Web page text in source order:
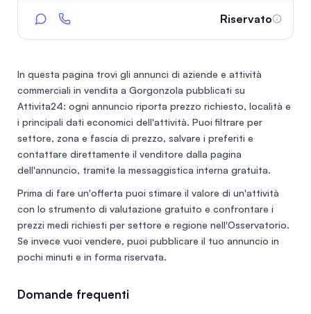
Riservato
In questa pagina trovi gli annunci di aziende e attività
commerciali in vendita a Gorgonzola pubblicati su
Attivita24: ogni annuncio riporta prezzo richiesto, località e
i principali dati economici dell'attività. Puoi filtrare per
settore, zona e fascia di prezzo, salvare i preferiti e
contattare direttamente il venditore dalla pagina
dell'annuncio, tramite la messaggistica interna gratuita.
Prima di fare un'offerta puoi stimare il valore di un'attività
con lo strumento di valutazione gratuito e confrontare i
prezzi medi richiesti per settore e regione nell'Osservatorio.
Se invece vuoi vendere, puoi pubblicare il tuo annuncio in
pochi minuti e in forma riservata.
Domande frequenti